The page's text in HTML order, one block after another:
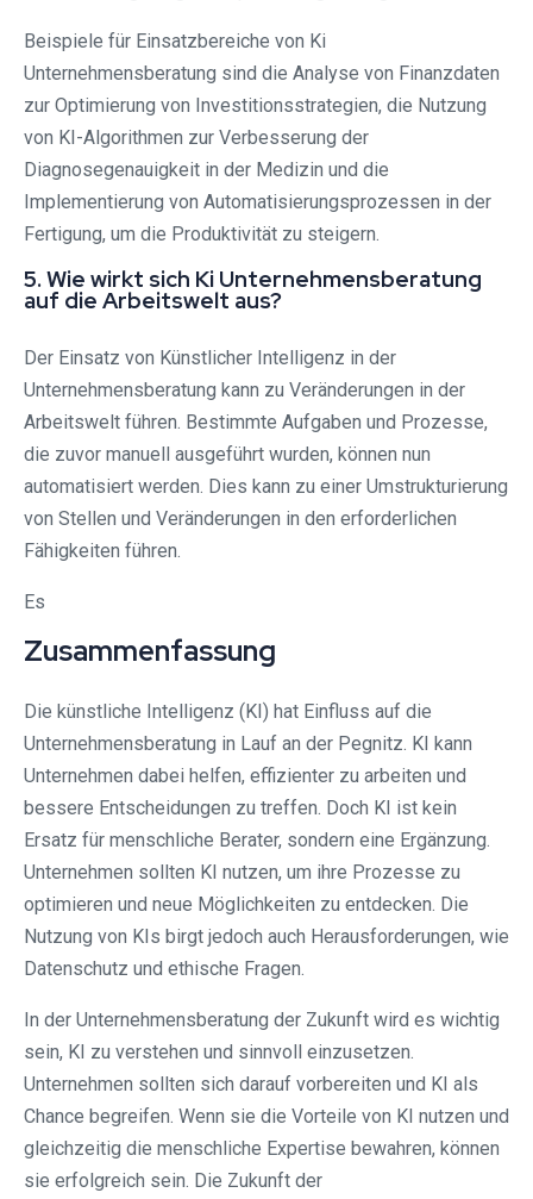
Beispiele für Einsatzbereiche von Ki
Unternehmensberatung sind die Analyse von Finanzdaten
zur Optimierung von Investitionsstrategien, die Nutzung
von KI-Algorithmen zur Verbesserung der
Diagnosegenauigkeit in der Medizin und die
Implementierung von Automatisierungsprozessen in der
Fertigung, um die Produktivität zu steigern.
5. Wie wirkt sich Ki Unternehmensberatung
auf die Arbeitswelt aus?
Der Einsatz von Künstlicher Intelligenz in der
Unternehmensberatung kann zu Veränderungen in der
Arbeitswelt führen. Bestimmte Aufgaben und Prozesse,
die zuvor manuell ausgeführt wurden, können nun
automatisiert werden. Dies kann zu einer Umstrukturierung
von Stellen und Veränderungen in den erforderlichen
Fähigkeiten führen.
Es
Zusammenfassung
Die künstliche Intelligenz (KI) hat Einfluss auf die
Unternehmensberatung in Lauf an der Pegnitz. KI kann
Unternehmen dabei helfen, effizienter zu arbeiten und
bessere Entscheidungen zu treffen. Doch KI ist kein
Ersatz für menschliche Berater, sondern eine Ergänzung.
Unternehmen sollten KI nutzen, um ihre Prozesse zu
optimieren und neue Möglichkeiten zu entdecken. Die
Nutzung von KIs birgt jedoch auch Herausforderungen, wie
Datenschutz und ethische Fragen.
In der Unternehmensberatung der Zukunft wird es wichtig
sein, KI zu verstehen und sinnvoll einzusetzen.
Unternehmen sollten sich darauf vorbereiten und KI als
Chance begreifen. Wenn sie die Vorteile von KI nutzen und
gleichzeitig die menschliche Expertise bewahren, können
sie erfolgreich sein. Die Zukunft der